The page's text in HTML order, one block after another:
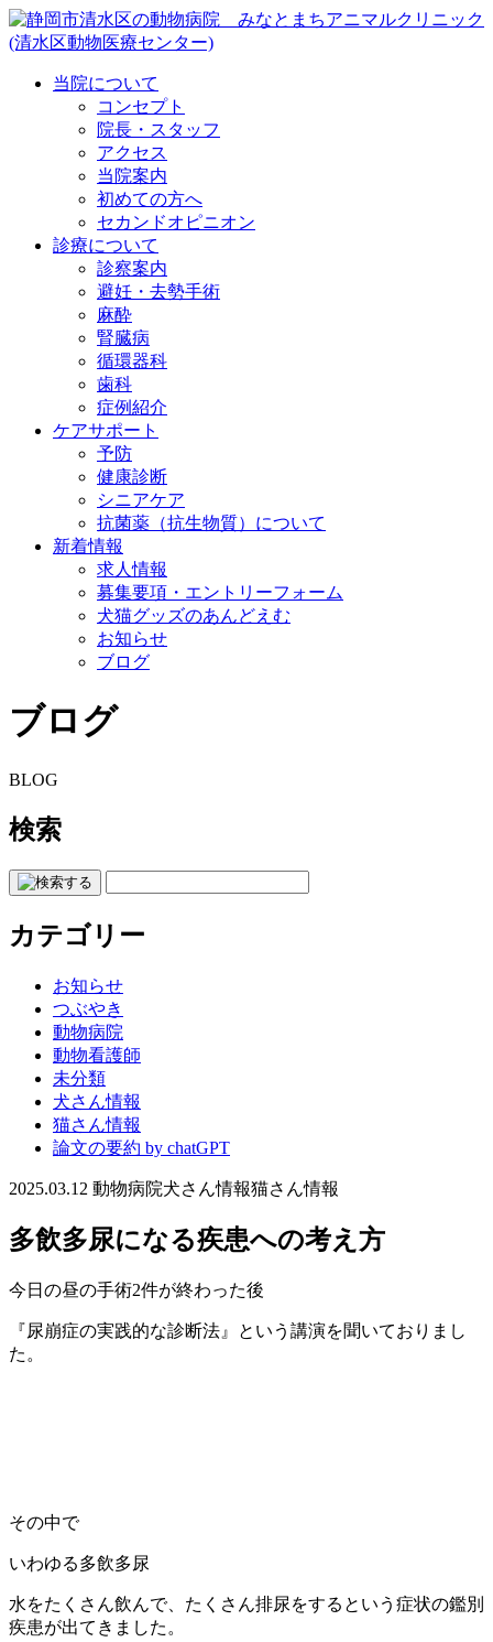
当院について
コンセプト
院長・スタッフ
アクセス
当院案内
初めての方へ
セカンドオピニオン
診療について
診察案内
避妊・去勢手術
麻酔
腎臓病
循環器科
歯科
症例紹介
ケアサポート
予防
健康診断
シニアケア
抗菌薬（抗生物質）について
新着情報
求人情報
募集要項・エントリーフォーム
犬猫グッズのあんどえむ
お知らせ
ブログ
ブログ
BLOG
検索
カテゴリー
お知らせ
つぶやき
動物病院
動物看護師
未分類
犬さん情報
猫さん情報
論文の要約 by chatGPT
2025.03.12 動物病院犬さん情報猫さん情報
多飲多尿になる疾患への考え方
今日の昼の手術2件が終わった後
『尿崩症の実践的な診断法』という講演を聞いておりまし
た。
その中で
いわゆる多飲多尿
水をたくさん飲んで、たくさん排尿をするという症状の鑑別
疾患が出てきました。